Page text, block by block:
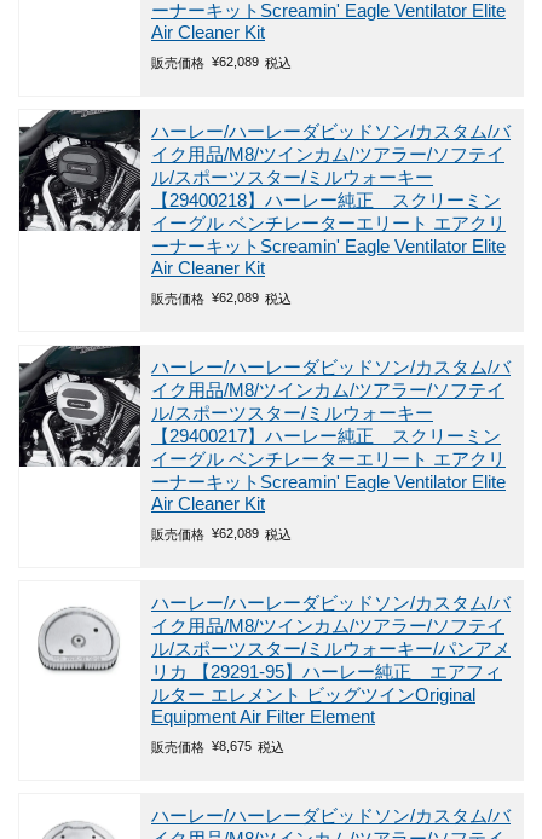
ーナーキットScreamin' Eagle Ventilator Elite
Air Cleaner Kit
販売価格 ¥62,089 税込
ハーレー/ハーレーダビッドソン/カスタム/バ
イク用品/M8/ツインカム/ツアラー/ソフテイ
ル/スポーツスター/ミルウォーキー
【29400218】ハーレー純正 スクリーミン
イーグル ベンチレーターエリート エアクリ
ーナーキットScreamin' Eagle Ventilator Elite
Air Cleaner Kit
販売価格 ¥62,089 税込
ハーレー/ハーレーダビッドソン/カスタム/バ
イク用品/M8/ツインカム/ツアラー/ソフテイ
ル/スポーツスター/ミルウォーキー
【29400217】ハーレー純正 スクリーミン
イーグル ベンチレーターエリート エアクリ
ーナーキットScreamin' Eagle Ventilator Elite
Air Cleaner Kit
販売価格 ¥62,089 税込
ハーレー/ハーレーダビッドソン/カスタム/バ
イク用品/M8/ツインカム/ツアラー/ソフテイ
ル/スポーツスター/ミルウォーキー/パンアメ
リカ
【29291-95】ハーレー純正 エアフィ
ルター エレメント ビッグツインOriginal
Equipment Air Filter Element
販売価格 ¥8,675 税込
ハーレー/ハーレーダビッドソン/カスタム/バ